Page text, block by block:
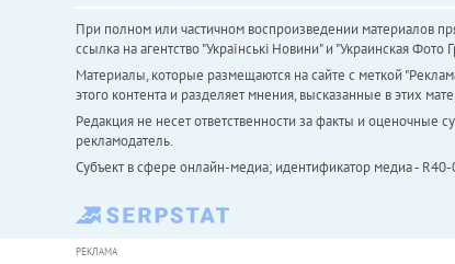
При полном или частичном воспроизведении материалов
ссылка на агентство "Українськi Новини" и "Украинская Фото
Материалы, которые размещаются на сайте с меткой
этого контента и разделяет мнения, высказанные в этих
Редакция не несет ответственности за факты и оценочные
рекламодатель.
Субъект в сфере онлайн-медиа; идентификатор медиа -
РЕКЛАМА